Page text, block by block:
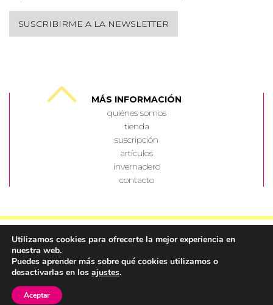
SUSCRIBIRME A LA NEWSLETTER
MÁS INFORMACIÓN
quiénes somos
tienda
suscripción
artículos
invernadero
contacto
Política de Privacidad||
Utilizamos cookies para ofrecerte la mejor experiencia en
nuestra web.
Puedes aprender más sobre qué cookies utilizamos o
desactivarlas en los ajustes.
Aceptar